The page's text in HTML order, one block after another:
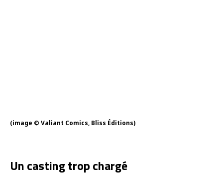
(image © Valiant Comics, Bliss Éditions)
Un casting trop chargé